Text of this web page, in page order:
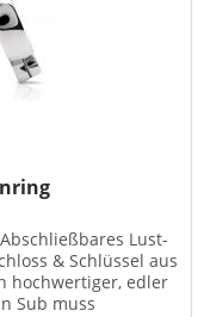
Lust-
& Schlüssel aus
hochwertiger, edler
Sub muss